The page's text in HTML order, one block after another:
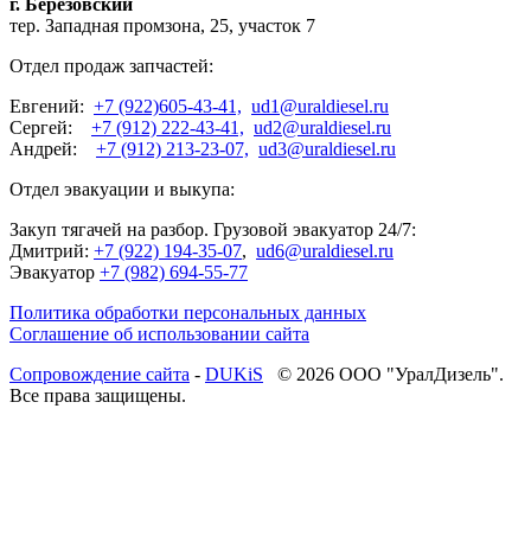
тер. Западная промзона, 25, участок 7
Отдел продаж запчастей:
Евгений: +7 (922)605-43-41, ud1@uraldiesel.ru
Сергей: +7 (912) 222-43-41, ud2@uraldiesel.ru
Андрей: +7 (912) 213-23-07, ud3@uraldiesel.ru
Отдел эвакуации и выкупа:
Закуп тягачей на разбор. Грузовой эвакуатор 24/7:
Дмитрий: +7 (922) 194-35-07, ud6@uraldiesel.ru
Эвакуатор +7 (982) 694-55-77
Политика обработки персональных данных
Соглашение об использовании сайта
Cопровождение сайта - DUKiS © 2026 ООО "УралДизель".
Все права защищены.